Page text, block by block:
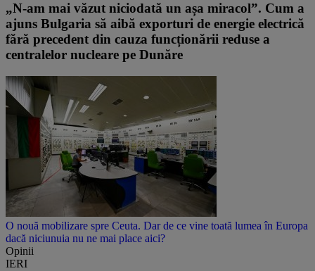
„N-am mai văzut niciodată un așa miracol”. Cum a
ajuns Bulgaria să aibă exporturi de energie electrică
fără precedent din cauza funcționării reduse a
centralelor nucleare pe Dunăre
O nouă mobilizare spre Ceuta. Dar de ce vine toată lumea în Europa
dacă niciunuia nu ne mai place aici?
Opinii
IERI